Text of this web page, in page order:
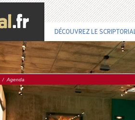
DÉCOUVREZ LE
/ Agenda